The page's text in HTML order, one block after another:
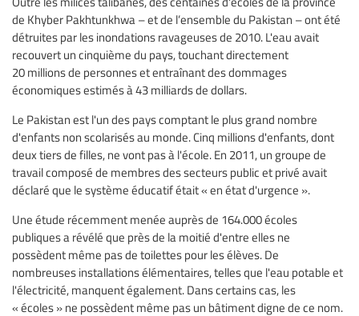
de Khyber Pakhtunkhwa – et de l’ensemble du Pakistan – ont été
détruites par les inondations ravageuses de 2010. L'eau avait
recouvert un cinquième du pays, touchant directement
20 millions de personnes et entraînant des dommages
économiques estimés à 43 milliards de dollars.
Le Pakistan est l'un des pays comptant le plus grand nombre
d'enfants non scolarisés au monde. Cinq millions d'enfants, dont
deux tiers de filles, ne vont pas à l'école. En 2011, un groupe de
travail composé de membres des secteurs public et privé avait
déclaré que le système éducatif était « en état d'urgence ».
Une étude récemment menée auprès de 164.000 écoles
publiques a révélé que près de la moitié d'entre elles ne
possèdent même pas de toilettes pour les élèves. De
nombreuses installations élémentaires, telles que l'eau potable et
l'électricité, manquent également. Dans certains cas, les
« écoles » ne possèdent même pas un bâtiment digne de ce nom.